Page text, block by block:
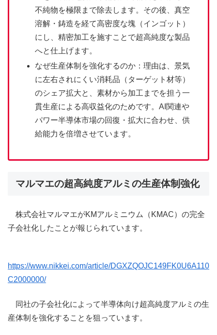
不純物を極限まで除去します。その後、真空
溶解・鋳造を経て高密度な塊（インゴット）
にし、精密加工を施すことで超高純度な製品
へと仕上げます。
なぜ生産体制を強化するのか：理由は、景気
に左右されにくい消耗品（ターゲット材等）
のシェア拡大と、素材から加工までを担う一
貫生産による高収益化のためです。AI関連や
パワー半導体市場の回復・拡大に合わせ、供
給能力を倍増させています。
マルマエの超高純度アルミの生産体制強化
株式会社マルマエがKMアルミニウム（KMAC）の完全
子会社化したことが報じられています。
https://www.nikkei.com/article/DGXZQOJC149FK0U6A110
C2000000/
同社の子会社化によって半導体向け超高純度アルミの生
産体制を強化することを狙っています。